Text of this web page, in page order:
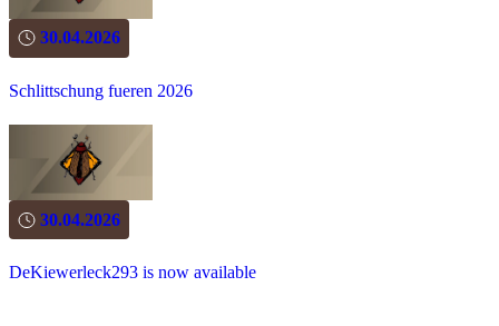
30.04.2026
Schlittschung fueren 2026
30.04.2026
DeKiewerleck293 is now available